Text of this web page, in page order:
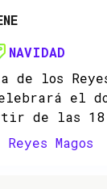
NAVIDAD
de los
el
de las
Magos